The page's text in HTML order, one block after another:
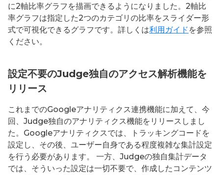
に2軸比率グラフを描画できるようになりました。2軸比
率グラフは指定した2つのカテゴリの比率をスライダー形
式で可視化できるグラフです。詳しくは利用ガイド を参照
ください。
設定不要のJudge独自のアクセス解析機能を
リリース
これまでのGoogleアナリティクス連携機能に加えて、今
回、Judge独自のアナリティクス機能をリリースしまし
た。Googleアナリティクスでは、トラッキングコードを
設定し、その後、ユーザー自身である程度複雑な集計設定
を行う必要があります。 一方、Judgeの独自集計データ
では、そういった設定は一切不要で、作成したコンテンツ